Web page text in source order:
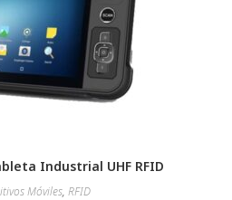
Industrial UHF RFID
Móviles, RFID